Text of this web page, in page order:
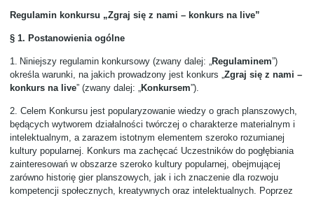
Regulamin konkursu „Zgraj się z nami – konkurs na live”
§ 1. Postanowienia ogólne
1. Niniejszy regulamin konkursowy (zwany dalej: „Regulaminem”)
określa warunki, na jakich prowadzony jest konkurs „Zgraj się z nami –
konkurs na live” (zwany dalej: „Konkursem”).
2. Celem Konkursu jest popularyzowanie wiedzy o grach planszowych,
będących wytworem działalności twórczej o charakterze materialnym i
intelektualnym, a zarazem istotnym elementem szeroko rozumianej
kultury popularnej. Konkurs ma zachęcać Uczestników do pogłębiania
zainteresowań w obszarze szeroko kultury popularnej, obejmującej
zarówno historię gier planszowych, jak i ich znaczenie dla rozwoju
kompetencji społecznych, kreatywnych oraz intelektualnych. Poprzez